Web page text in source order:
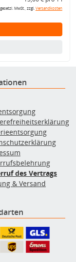
MwSt., zzgl.Versandkosten
des Vertrags
& Versand